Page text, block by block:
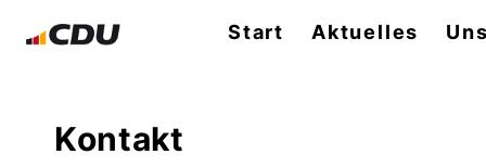
Start Aktuelles
Kontakt